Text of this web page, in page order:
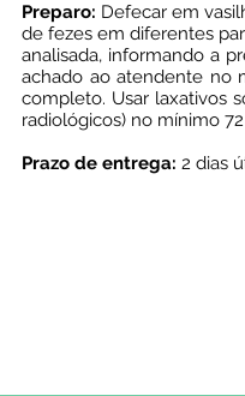
Preparo: Defecar em
de fezes em diferentes
analisada, informando a
achado ao atendente no
completo. Usar laxativos
radiológicos) no mínimo
Prazo de entrega: 2 dias